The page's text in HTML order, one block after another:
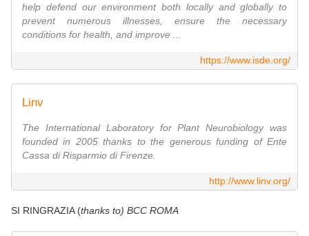
help defend our environment both locally and globally to
prevent numerous illnesses, ensure the necessary
conditions for health, and improve ...
https://www.isde.org/
Linv
The International Laboratory for Plant Neurobiology was
founded in 2005 thanks to the generous funding of Ente
Cassa di Risparmio di Firenze.
http://www.linv.org/
SI RINGRAZIA (thanks to) BCC ROMA